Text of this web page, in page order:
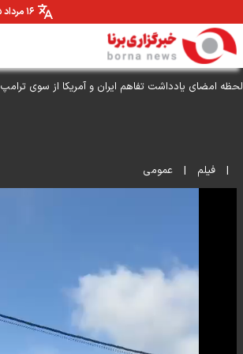
۱۶ مرداد ۱۴۰۵
لحظه امضای یادداشت تفاهم ایران و آمریکا از سوی ترامپ
| فیلم | عمومی